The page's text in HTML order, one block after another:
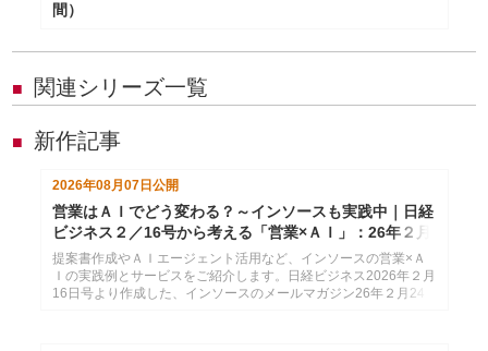
間）
■ 関連シリーズ一覧
■ 新作記事
2026年08月07日公開
営業はＡＩでどう変わる？～インソースも実践中｜日経
ビジネス２／16号から考える「営業×ＡＩ」：26年２月
24日配信
提案書作成やＡＩエージェント活用など、インソースの営業×Ａ
Ｉの実践例とサービスをご紹介します。日経ビジネス2026年２月
16日号より作成した、インソースのメールマガジン26年２月24